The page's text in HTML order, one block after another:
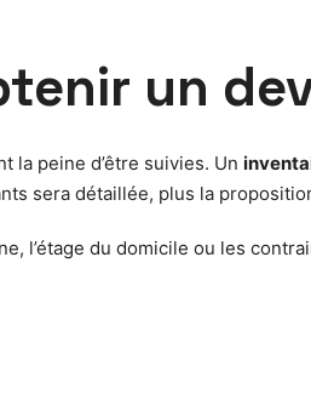
un
la peine d’être suivies. Un
sera détaillée, plus la
l’étage du domicile ou les